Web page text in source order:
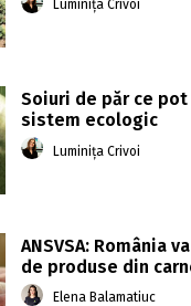
Luminița Crivoi
Soiuri de păr ce
sistem ecologic
Luminița Crivoi
ANSVSA: România
de produse din
Elena Balamatiuc